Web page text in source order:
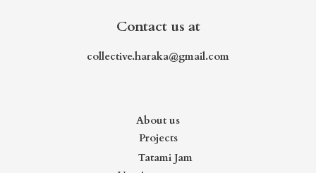
Contact us at
collective.haraka@gmail.com
About us
Projects
Tatami Jam